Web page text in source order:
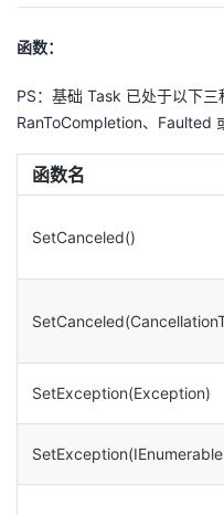
函数：
PS：基础 Task 已处于以下三
RanToCompletion、Faulted
函数名
SetCanceled()
SetException(Exception)